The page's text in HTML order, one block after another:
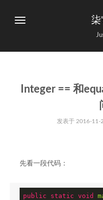
柒
Integer == 和
发表于 2016-11-
先看一段代码：
public static void